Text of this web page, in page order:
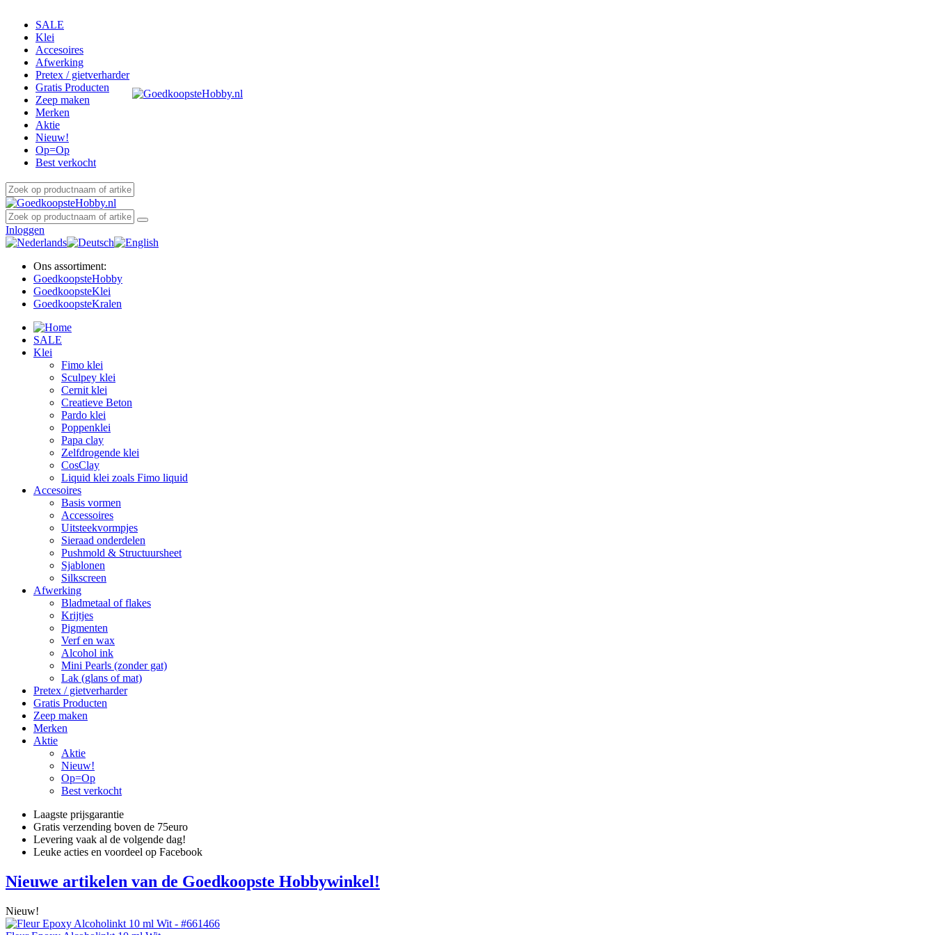
SALE
Klei
Accesoires
Afwerking
Pretex / gietverharder
Gratis Producten
Zeep maken
Merken
Aktie
Nieuw!
Op=Op
Best verkocht
Inloggen
Ons assortiment:
GoedkoopsteHobby
GoedkoopsteKlei
GoedkoopsteKralen
SALE
Klei
Fimo klei
Sculpey klei
Cernit klei
Creatieve Beton
Pardo klei
Poppenklei
Papa clay
Zelfdrogende klei
CosClay
Liquid klei zoals Fimo liquid
Accesoires
Basis vormen
Accessoires
Uitsteekvormpjes
Sieraad onderdelen
Pushmold & Structuursheet
Sjablonen
Silkscreen
Afwerking
Bladmetaal of flakes
Krijtjes
Pigmenten
Verf en wax
Alcohol ink
Mini Pearls (zonder gat)
Lak (glans of mat)
Pretex / gietverharder
Gratis Producten
Zeep maken
Merken
Aktie
Aktie
Nieuw!
Op=Op
Best verkocht
Laagste prijsgarantie
Gratis verzending boven de 75euro
Levering vaak al de volgende dag!
Leuke acties en voordeel op Facebook
Nieuwe artikelen van de Goedkoopste Hobbywinkel!
Nieuw!